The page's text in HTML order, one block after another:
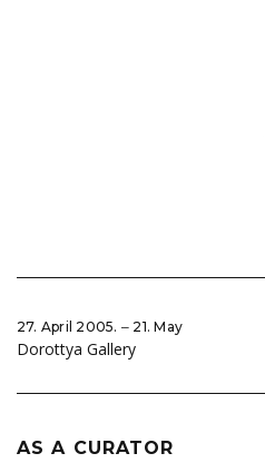
27. April 2005. ‒ 21. May
Dorottya Gallery
AS A CURATOR